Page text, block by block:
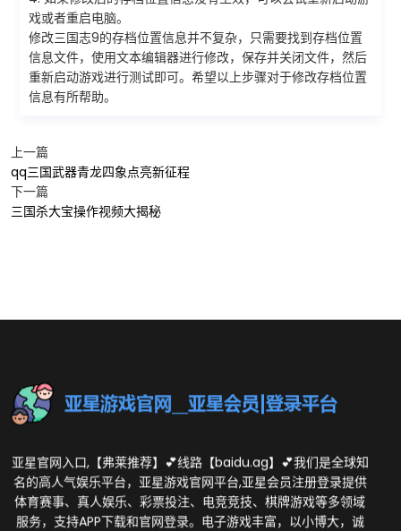
戏或者重启电脑。
修改三国志9的存档位置信息并不复杂，只需要找到存档位置
信息文件，使用文本编辑器进行修改，保存并关闭文件，然后
重新启动游戏进行测试即可。希望以上步骤对于修改存档位置
信息有所帮助。
上一篇
qq三国武器青龙四象点亮新征程
下一篇
三国杀大宝操作视频大揭秘
亚星官网入口,【弗莱推荐】💕线路【baidu.ag】💕我们是全球知
名的高人气娱乐平台，亚星游戏官网平台,亚星会员注册登录提供
体育赛事、真人娱乐、彩票投注、电竞竞技、棋牌游戏等多领域
服务，支持APP下载和官网登录。电子游戏丰富，以小博大，诚